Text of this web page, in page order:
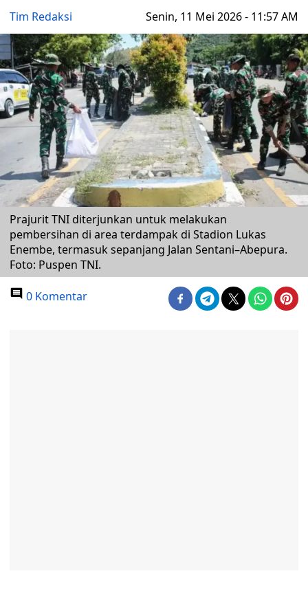
Tim Redaksi Senin, 11 Mei 2026 - 11:57 AM
Prajurit TNI diterjunkan untuk melakukan
pembersihan di area terdampak di Stadion Lukas
Enembe, termasuk sepanjang Jalan Sentani–Abepura.
Foto: Puspen TNI.
0 Komentar